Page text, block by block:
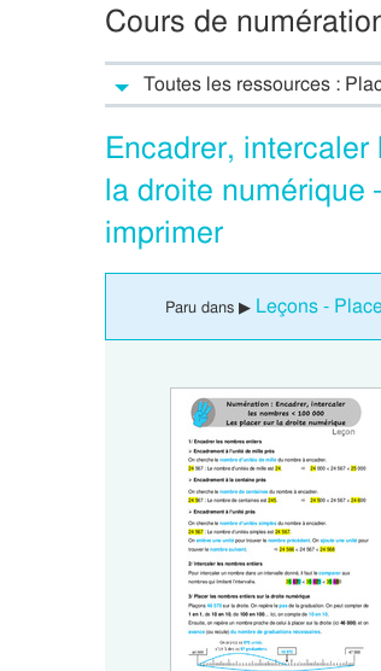
Cours de
Toutes les ressources :
Encadrer,
la droite numérique
imprimer
Paru dans ▶ Leçons -